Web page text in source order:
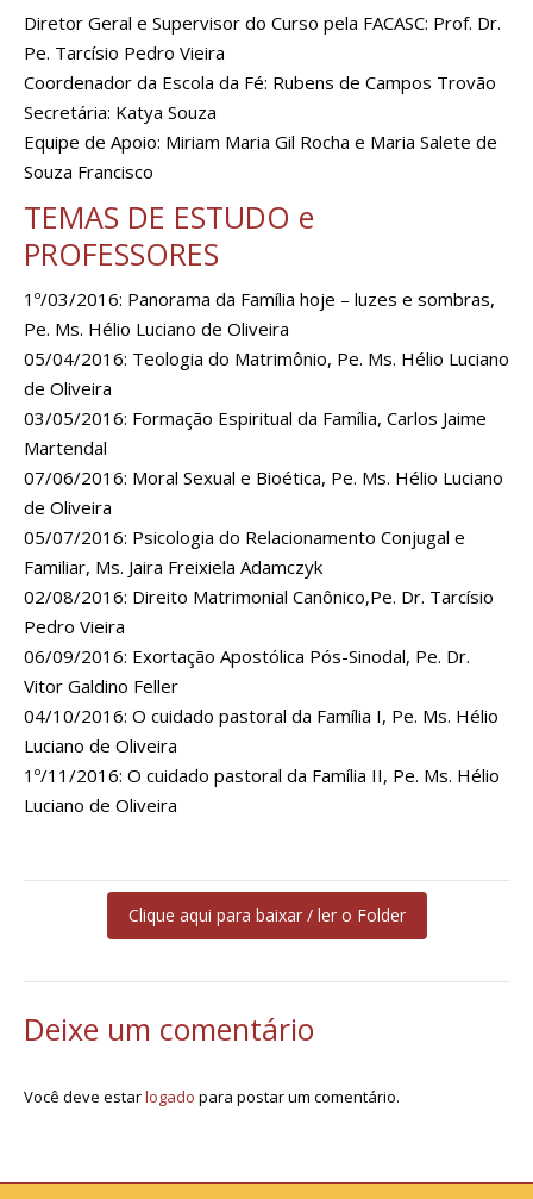
Diretor Geral e Supervisor do Curso pela FACASC: Prof. Dr.
Pe. Tarcísio Pedro Vieira
Coordenador da Escola da Fé: Rubens de Campos Trovão
Secretária: Katya Souza
Equipe de Apoio: Miriam Maria Gil Rocha e Maria Salete de
Souza Francisco
TEMAS DE ESTUDO e
PROFESSORES
1º/03/2016: Panorama da Família hoje – luzes e sombras,
Pe. Ms. Hélio Luciano de Oliveira
05/04/2016: Teologia do Matrimônio, Pe. Ms. Hélio Luciano
de Oliveira
03/05/2016: Formação Espiritual da Família, Carlos Jaime
Martendal
07/06/2016: Moral Sexual e Bioética, Pe. Ms. Hélio Luciano
de Oliveira
05/07/2016: Psicologia do Relacionamento Conjugal e
Familiar, Ms. Jaira Freixiela Adamczyk
02/08/2016: Direito Matrimonial Canônico,Pe. Dr. Tarcísio
Pedro Vieira
06/09/2016: Exortação Apostólica Pós-Sinodal, Pe. Dr.
Vitor Galdino Feller
04/10/2016: O cuidado pastoral da Família I, Pe. Ms. Hélio
Luciano de Oliveira
1º/11/2016: O cuidado pastoral da Família II, Pe. Ms. Hélio
Luciano de Oliveira
Clique aqui para baixar / ler o Folder
Deixe um comentário
Você deve estarlogado para postar um comentário.